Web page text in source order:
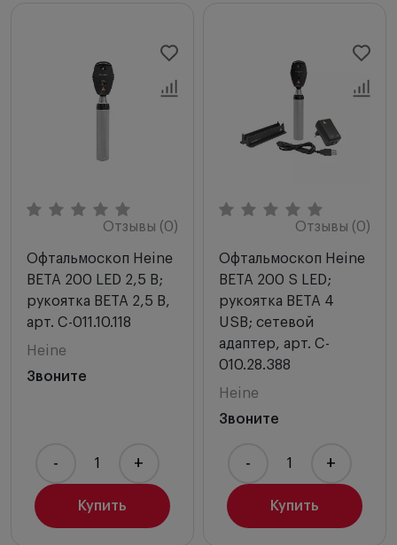
Отзывы (0)
Офтальмоскоп Heine
BETA 200 LED 2,5 В;
рукоятка BETA 2,5 В,
арт. C-011.10.118
Heine
Звоните
Купить
- +
Отзывы (0)
Офтальмоскоп Heine
BETA 200 S LED;
рукоятка BETA 4
USB; сетевой
адаптер, арт. C-
010.28.388
Heine
Звоните
Купить
- +